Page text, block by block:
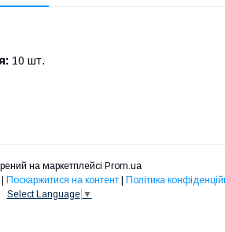
10 шт.
на маркетплейсі Prom.ua
Інтернет магазин "Ловись рибка" | Поскаржитися на контент | Політика
Select Language ▼